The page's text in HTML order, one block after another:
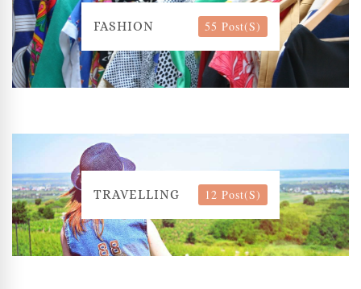
FASHION 55 Post(s)
TRAVELLING 12 Post(s)